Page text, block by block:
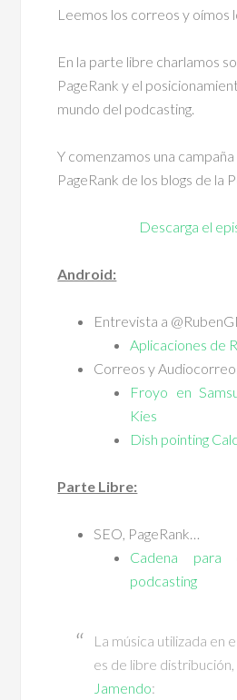
Leemos los correos y oímos
En la parte libre charlamos
PageRank y el
mundo del podcasting.
Y comenzamos una
PageRank de los blogs de la
Descarga el
Android:
Entrevista a
Aplicaciones de
Correos y
Froyo en
Kies
Dish pointing
Parte Libre:
SEO, PageRank…
Cadena
podcasting
La música utilizada en
es de libre distribución,
Jamendo: